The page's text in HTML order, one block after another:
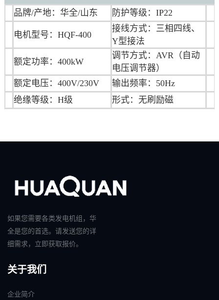
品牌/产地：华全/山东 防护等级：IP22
电机型号：HQF-400
接线方式：三相四线、
Y型接法
额定功率：400kW
调节方式：AVR（自动
电压调节器）
额定电压：400V/230V
输出频率：50Hz
绝缘等级：H级
形式：无刷励磁
如果您需要各类发电机组，华
全是您的首选。请发送您的详
细需求，立即获取报价。
关于我们
企业简介